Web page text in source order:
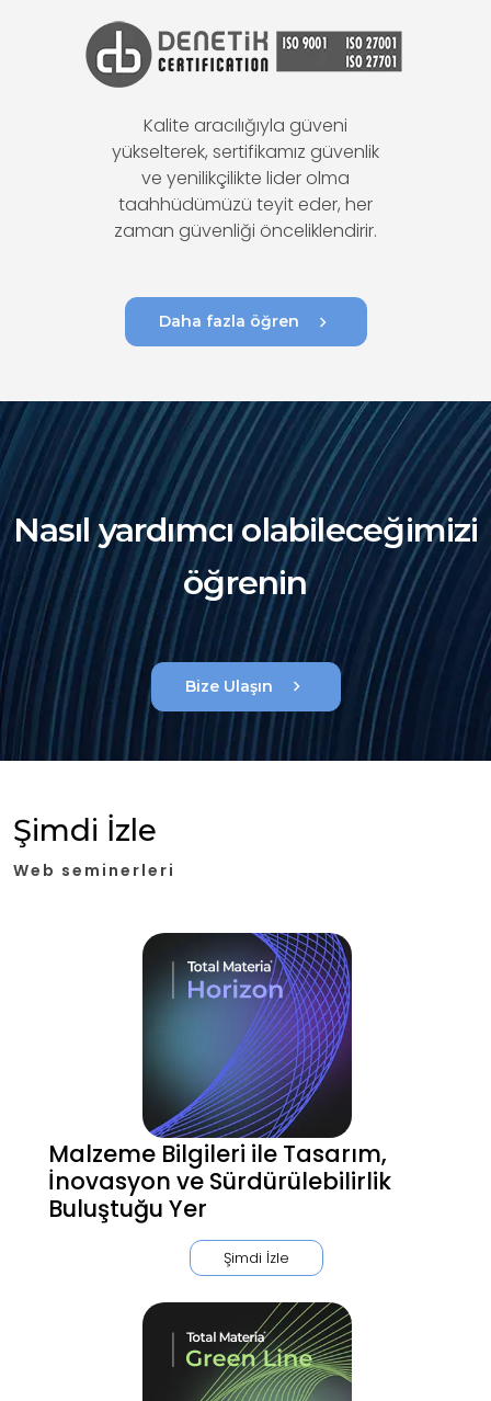
Kalite aracılığıyla güveni
yükselterek, sertifikamız güvenlik
ve yenilikçilikte lider olma
taahhüdümüzü teyit eder, her
zaman güvenliği önceliklendirir.
Daha fazla öğren chevron_right
Nasıl yardımcı olabileceğimizi
öğrenin
Bize Ulaşın chevron_right
Şimdi İzle
Web seminerleri
Malzeme Bilgileri ile Tasarım,
İnovasyon ve Sürdürülebilirlik
Buluştuğu Yer
Şimdi İzle